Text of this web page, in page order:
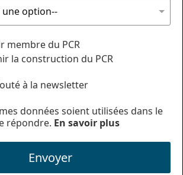
membre du PCR
la construction du PCR
à la newsletter
données soient utilisées dans le
répondre. En savoir plus
Envoyer